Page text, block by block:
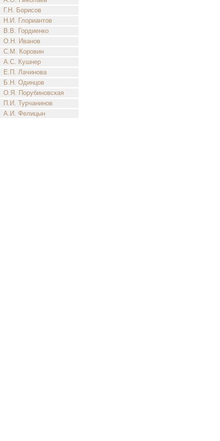
Г.Н. Борисов
Н.И. Глориантов
В.В. Гордиенко
О.Н. Иванов
С.М. Коровин
А.С. Кушнер
Е.П. Лачинова
Б.Н. Одинцов
О.Я. Порубиновская
П.И. Турчанинов
А.И. Фелицын